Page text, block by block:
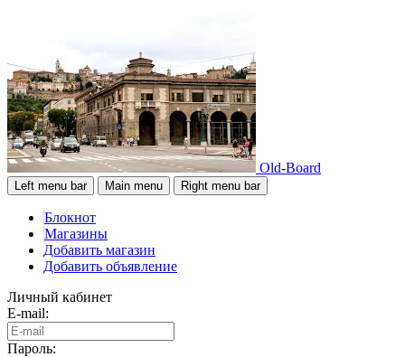
Old-Board
Left menu bar Main menu Right menu bar
Блокнот
Магазины
Добавить магазин
Добавить объявление
Личный кабинет
E-mail:
Пароль: